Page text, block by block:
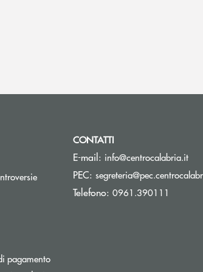
nuova finestra
pagamento
CONTATTI
E-mail: info@centrocalabria.it(si
PEC:
Telefono: 0961.390111